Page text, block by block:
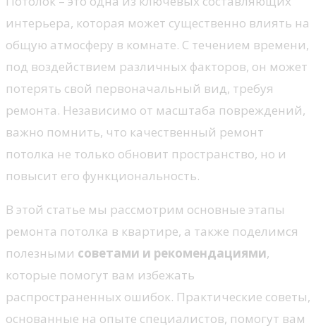
интерьера, которая может существенно влиять на
общую атмосферу в комнате. С течением времени,
под воздействием различных факторов, он может
потерять свой первоначальный вид, требуя
ремонта. Независимо от масштаба повреждений,
важно помнить, что качественный ремонт
потолка не только обновит пространство, но и
повысит его функциональность.
В этой статье мы рассмотрим основные этапы
ремонта потолка в квартире, а также поделимся
полезными советами и рекомендациями,
которые помогут вам избежать
распространенных ошибок. Практические советы,
основанные на опыте специалистов, помогут вам